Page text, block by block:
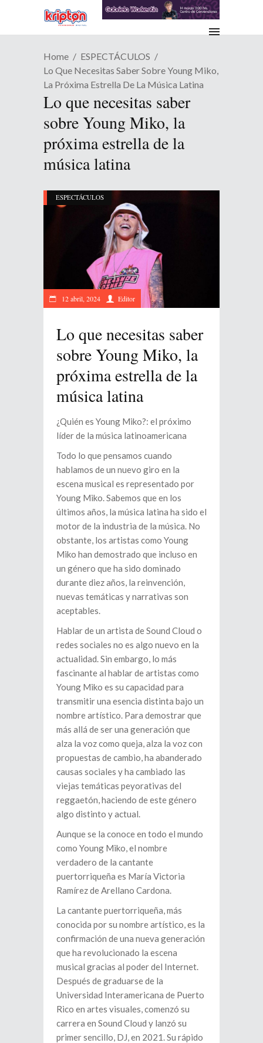
Home
ESPECTÁCULOS
Lo Que Necesitas Saber Sobre Young Miko,
La Próxima Estrella De La Música Latina
Lo que necesitas saber
sobre Young Miko, la
próxima estrella de la
música latina
ESPECTÁCULOS
12 abril, 2024 Editor
Lo que necesitas saber
sobre Young Miko, la
próxima estrella de la
música latina
¿Quién es Young Miko?: el próximo
líder de la música latinoamericana
Todo lo que pensamos cuando
hablamos de un nuevo giro en la
escena musical es representado por
Young Miko. Sabemos que en los
últimos años, la música latina ha sido el
motor de la industria de la música. No
obstante, los artistas como Young
Miko han demostrado que incluso en
un género que ha sido dominado
durante diez años, la reinvención,
nuevas temáticas y narrativas son
aceptables.
Hablar de un artista de Sound Cloud o
redes sociales no es algo nuevo en la
actualidad. Sin embargo, lo más
fascinante al hablar de artistas como
Young Miko es su capacidad para
transmitir una esencia distinta bajo un
nombre artístico. Para demostrar que
más allá de ser una generación que
alza la voz como queja, alza la voz con
propuestas de cambio, ha abanderado
causas sociales y ha cambiado las
viejas temáticas peyorativas del
reggaetón, haciendo de este género
algo distinto y actual.
Aunque se la conoce en todo el mundo
como Young Miko, el nombre
verdadero de la cantante
puertorriqueña es María Victoria
Ramírez de Arellano Cardona.
La cantante puertorriqueña, más
conocida por su nombre artístico, es la
confirmación de una nueva generación
que ha revolucionado la escena
musical gracias al poder del Internet.
Después de graduarse de la
Universidad Interamericana de Puerto
Rico en artes visuales, comenzó su
carrera en Sound Cloud y lanzó su
primer sencillo, DJ, en 2021. Su rápido